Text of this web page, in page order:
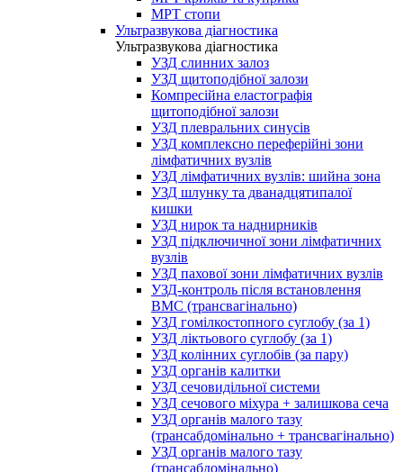
МРТ стопи
Ультразвукова діагностика
Ультразвукова діагностика
УЗД слинних залоз
УЗД щитоподібної залози
Компресійна еластографія
щитоподібної залози
УЗД плевральних синусів
УЗД комплексно переферійні зони
лімфатичних вузлів
УЗД лімфатичних вузлів: шийна зона
УЗД шлунку та дванадцятипалої
кишки
УЗД нирок та наднирників
УЗД підключичної зони лімфатичних
вузлів
УЗД пахової зони лімфатичних вузлів
УЗД-контроль після встановлення
ВМС (трансвагінально)
УЗД гомілкостопного суглобу (за 1)
УЗД ліктьового суглобу (за 1)
УЗД колінних суглобів (за пару)
УЗД органів калитки
УЗД сечовидільної системи
УЗД сечового міхура + залишкова сеча
УЗД органів малого тазу
(трансабдомінально + трансвагінально)
УЗД органів малого тазу
(трансабдомінально)